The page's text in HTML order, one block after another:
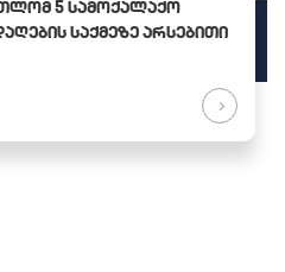
5 სამოქალაქო
საქმეზე არსებითი